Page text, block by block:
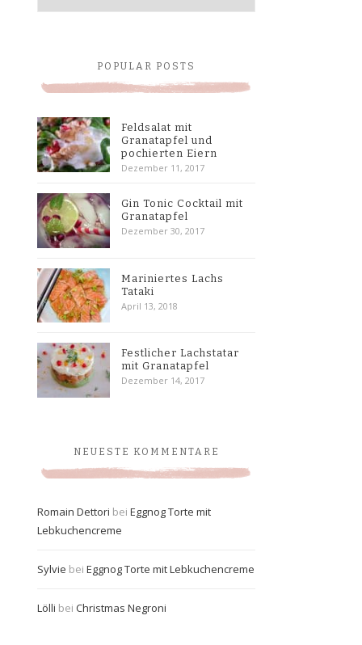
POPULAR POSTS
Feldsalat mit
Granatapfel und
pochierten Eiern
Dezember 11, 2017
Gin Tonic Cocktail mit
Granatapfel
Dezember 30, 2017
Mariniertes Lachs
Tataki
April 13, 2018
Festlicher Lachstatar
mit Granatapfel
Dezember 14, 2017
NEUESTE KOMMENTARE
Romain Dettori bei Eggnog Torte mit
Lebkuchencreme
Sylvie bei Eggnog Torte mit Lebkuchencreme
Lölli bei Christmas Negroni